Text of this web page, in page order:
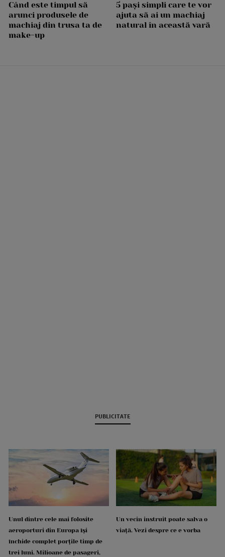
Când este timpul să
arunci produsele de
machiaj din trusa ta de
make-up
5 pași simpli care te vor
ajuta să ai un machiaj
natural în această vară
PUBLICITATE
Unul dintre cele mai folosite
aeroporturi din Europa își
închide complet porțile timp de
trei luni. Milioane de pasageri,
Un vecin instruit poate salva o
viață. Vezi despre ce e vorba